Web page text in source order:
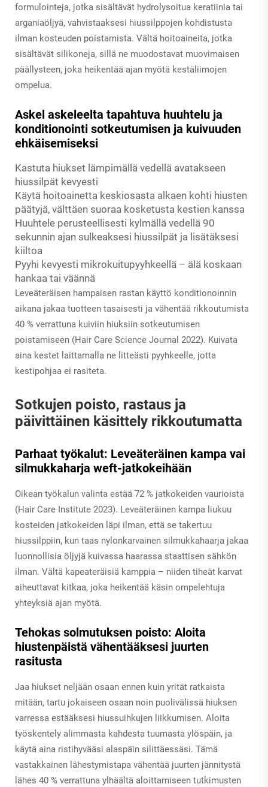
formulointeja, jotka sisältävät hydrolysoitua keratiinia tai
arganiaöljyä, vahvistaaksesi hiussilppojen kohdistusta
ilman kosteuden poistamista. Vältä hoitoaineita, jotka
sisältävät silikoneja, sillä ne muodostavat muovimaisen
päällysteen, joka heikentää ajan myötä kestäliimojen
ompelua.
Askel askeleelta tapahtuva huuhtelu ja
konditionointi sotkeutumisen ja kuivuuden
ehkäisemiseksi
Kastuta hiukset lämpimällä vedellä avatakseen
hiussilpät kevyesti
Käytä hoitoainetta keskiosasta alkaen kohti hiusten
päätyjä, välttäen suoraa kosketusta kestien kanssa
Huuhtele perusteellisesti kylmällä vedellä 90
sekunnin ajan sulkeaksesi hiussilpät ja lisätäksesi
kiiltoa
Pyyhi kevyesti mikrokuitupyyhkeellä – älä koskaan
hankaa tai väännä
Leveäteräisen hampaisen rastan käyttö konditionoinnin
aikana jakaa tuotteen tasaisesti ja vähentää rikkoutumista
40 % verrattuna kuiviin hiuksiin sotkeutumisen
poistamiseen (Hair Care Science Journal 2022). Kuivata
aina kestet laittamalla ne litteästi pyyhkeelle, jotta
kestipohjaa ei rasiteta.
Sotkujen poisto, rastaus ja
päivittäinen käsittely rikkoutumatta
Parhaat työkalut: Leveäteräinen kampa vai
silmukkaharja weft-jatkokeihään
Oikean työkalun valinta estää 72 % jatkokeiden vaurioista
(Hair Care Institute 2023). Leveäteräinen kampa liukuu
kosteiden jatkokeiden läpi ilman, että se takertuu
hiussilppiin, kun taas nylonkarvainen silmukkahaarja jakaa
luonnollisia öljyjä kuivassa haarassa staattisen sähkön
ilman. Vältä kapeateräisiä kamppia – niiden tiheät karvat
aiheuttavat kitkaa, joka heikentää käsin ompelehtuja
yhteyksiä ajan myötä.
Tehokas solmutuksen poisto: Aloita
hiustenpäistä vähentääksesi juurten
rasitusta
Jaa hiukset neljään osaan ennen kuin yrität ratkaista
mitään, tartu jokaiseen osaan noin puolivälissä hiuksen
varressa estääksesi hiussuihkujen liikkumisen. Aloita
työskentely alimmasta kahdesta tuumasta ylöspäin, ja
käytä aina ristihyvääsi alaspäin silittäessäsi. Tämä
vastakkainen lähestymistapa vähentää juurten jännitystä
lähes 40 % verrattuna ylhäältä aloittamiseen tutkimusten